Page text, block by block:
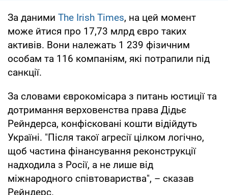
За даними The Irish Times, на цей момент
може йтися про 17,73 млрд євро таких
активів. Вони належать 1 239 фізичним
особам та 116 компаніям, які потрапили під
санкції.
За словами єврокомісара з питань юстиції та
дотримання верховенства права Дідьє
Рейндерса, конфісковані кошти відійдуть
Україні. "Після такої агресії цілком логічно,
щоб частина фінансування реконструкції
надходила з Росії, а не лише від
міжнародного співтовариства", – сказав
Рейндерс.